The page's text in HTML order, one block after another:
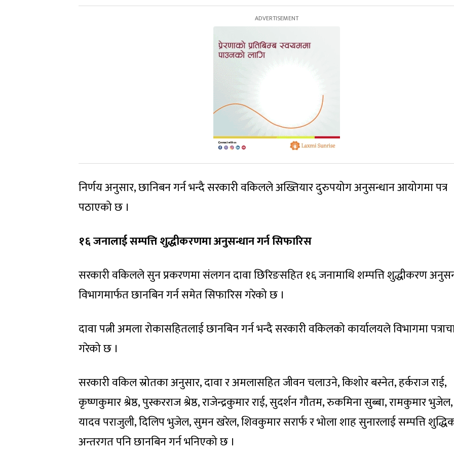
निर्णय अनुसार, छानिबन गर्न भन्दै सरकारी वकिलले अख्तियार दुरुपयोग अनुसन्धान आयोगमा पत्र
पठाएको छ ।
१६ जनालाई सम्पत्ति शुद्धीकरणमा अनुसन्धान गर्न सिफारिस
सरकारी वकिलले सुन प्रकरणमा संलगन दावा छिरिङसहित १६ जनामाथि शम्पत्ति शुद्धीकरण
विभागमार्फत छानबिन गर्न समेत सिफारिस गरेको छ ।
दावा पत्नी अमला रोकासहितलाई छानबिन गर्न भन्दै सरकारी वकिलको कार्यालयले विभागमा
गरेको छ ।
सरकारी वकिल स्रोतका अनुसार, दावा र अमलासहित जीवन चलाउने, किशोर बस्नेत, हर्कराज राई,
कृष्णकुमार श्रेष्ठ, पुस्करराज श्रेष्ठ, राजेन्द्रकुमार राई, सुदर्शन गौतम, रुकमिना सुब्बा, रामकुमार भुजेल,
यादव पराजुली, दिलिप भुजेल, सुमन खरेल, शिवकुमार सरार्फ र भोला शाह सुनारलाई सम्पत्ति
अन्तरगत पनि छानबिन गर्न भनिएको छ ।